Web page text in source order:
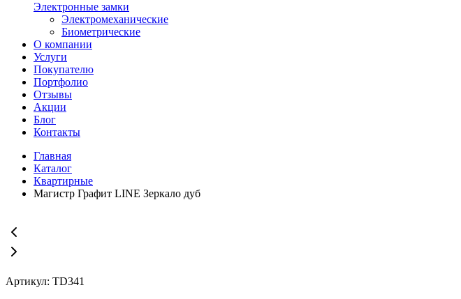
Электронные замки
Электромеханические
Биометрические
О компании
Услуги
Покупателю
Портфолио
Отзывы
Акции
Блог
Контакты
Главная
Каталог
Квартирные
Магистр Графит LINE Зеркало дуб
Артикул: TD341